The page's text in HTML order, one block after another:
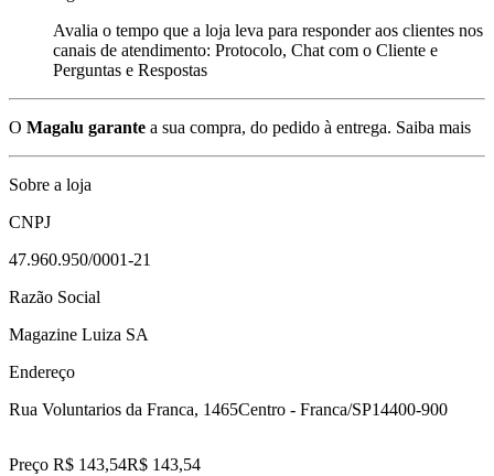
Avalia o tempo que a loja leva para responder aos clientes nos
canais de atendimento: Protocolo, Chat com o Cliente e
Perguntas e Respostas
O Magalu garante a sua compra, do pedido à entrega. Saiba mais
Sobre a loja
CNPJ
47.960.950/0001-21
Razão Social
Magazine Luiza SA
Endereço
Rua Voluntarios da Franca, 1465Centro - Franca/SP14400-900
Preço R$ 143,54R$ 143,54